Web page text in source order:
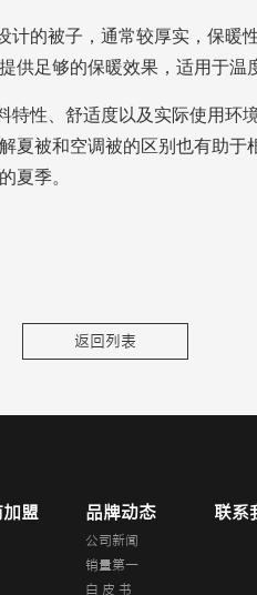
计的被子，通常较厚实，保暖
足够的保暖效果，适用于温
特性、舒适度以及实际使用环
夏被和空调被的区别也有助
夏季。
返回列表
加盟 品牌动态
公司新闻
销量第一
白 皮 书
联系